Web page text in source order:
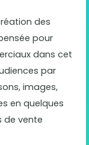
des
pour
dans cet
par
images,
en quelques
de vente